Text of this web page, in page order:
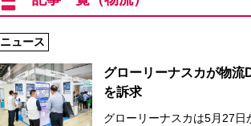
ニュース
グローリーナスカが物流
を訴求
グローリーナスカは5月27日